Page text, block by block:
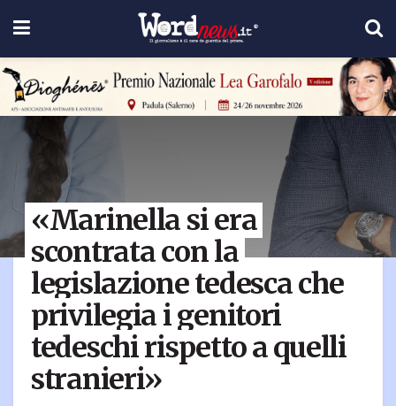
«Marinella si era
scontrata con la
legislazione tedesca che
privilegia i genitori
tedeschi rispetto a quelli
stranieri»